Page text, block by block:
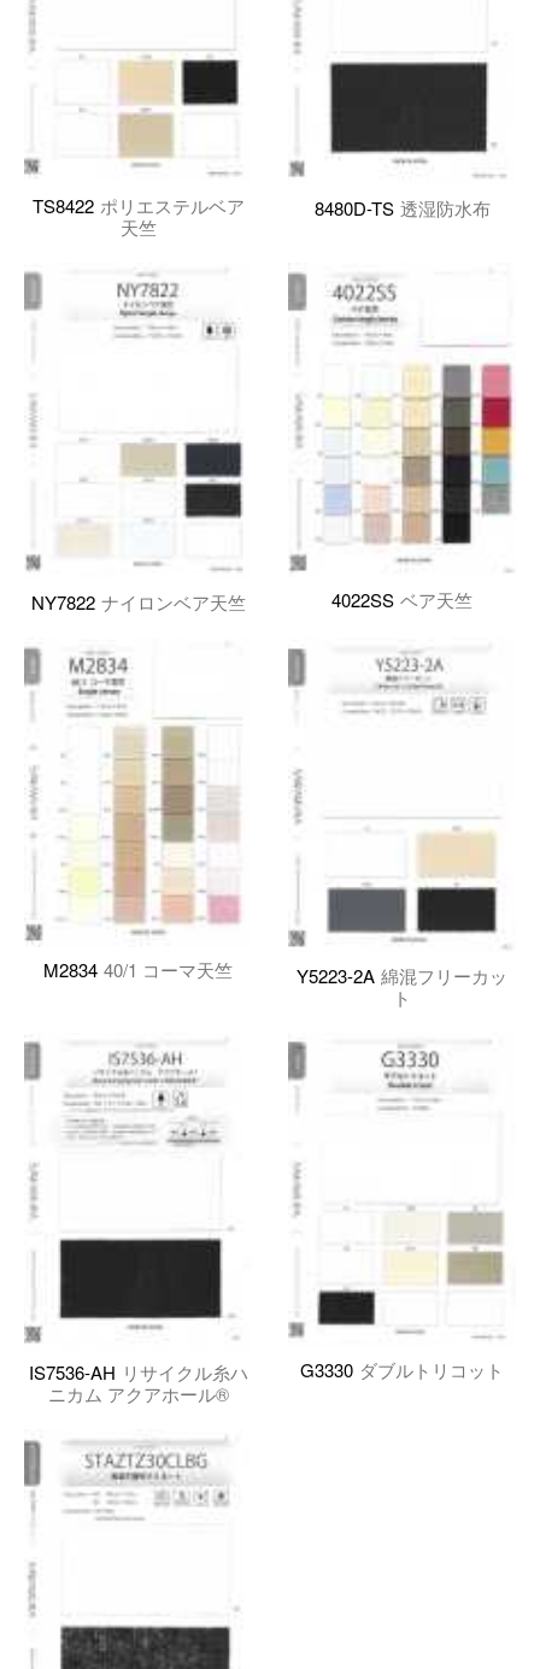
TS8422 ポリエステルベア
天竺
8480D-TS 透湿防水布
NY7822 ナイロンベア天竺 4022SS ベア天竺
M2834 40/1 コーマ天竺 Y5223-2A 綿混フリーカッ
ト
IS7536-AH リサイクル糸ハ
ニカム アクアホール®
G3330 ダブルトリコット